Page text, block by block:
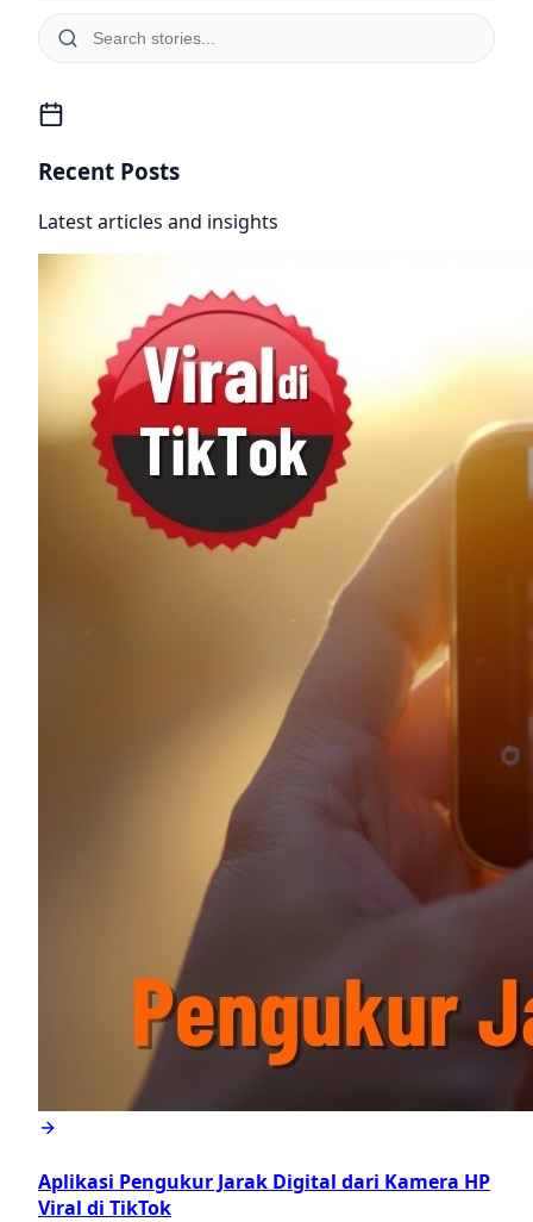
Recent Posts
Latest articles and insights
Aplikasi Pengukur Jarak Digital dari Kamera HP
Viral di TikTok